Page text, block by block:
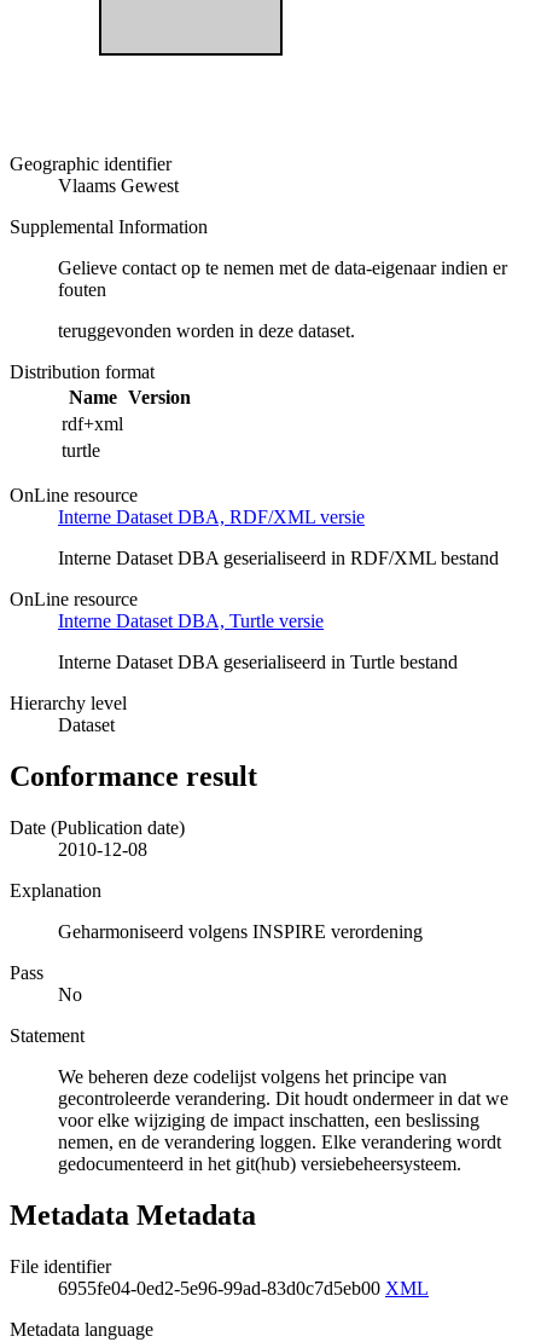
Geographic identifier
Vlaams Gewest
Supplemental Information
Gelieve contact op te nemen met de data-eigenaar indien er
fouten
teruggevonden worden in deze dataset.
Distribution format
Name Version
rdf+xml
turtle
OnLine resource
Interne Dataset DBA, RDF/XML versie
Interne Dataset DBA geserialiseerd in RDF/XML bestand
OnLine resource
Interne Dataset DBA, Turtle versie
Interne Dataset DBA geserialiseerd in Turtle bestand
Hierarchy level
Dataset
Conformance result
Date (Publication date)
2010-12-08
Explanation
Geharmoniseerd volgens INSPIRE verordening
Pass
No
Statement
We beheren deze codelijst volgens het principe van
gecontroleerde verandering. Dit houdt ondermeer in dat we
voor elke wijziging de impact inschatten, een beslissing
nemen, en de verandering loggen. Elke verandering wordt
gedocumenteerd in het git(hub) versiebeheersysteem.
Metadata Metadata
File identifier
6955fe04-0ed2-5e96-99ad-83d0c7d5eb00 XML
Metadata language